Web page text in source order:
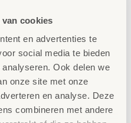
cookies
en advertenties te
social media te bieden
Ook delen we
onze site met onze
en analyse. Deze
combineren met andere
Slaapzak Winter Star
grijs OEKO-TEX®
110cm
54,96
€